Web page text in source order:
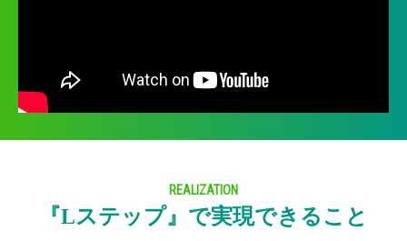
REALIZATION
『Lステップ』で実現できること